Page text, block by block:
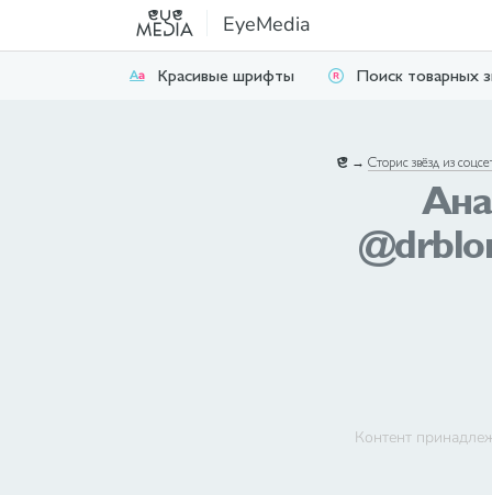
EyeMedia
Красивые шрифты Поиск товарных
→ Сторис звёзд из
Контент